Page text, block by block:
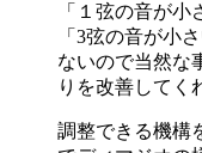
「１弦の音が小
「3弦の音が小
ないので当然な
りを改善してく
調整できる機構